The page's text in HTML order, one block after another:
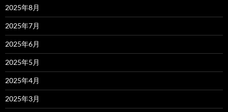
2025年8月
2025年7月
2025年6月
2025年5月
2025年4月
2025年3月